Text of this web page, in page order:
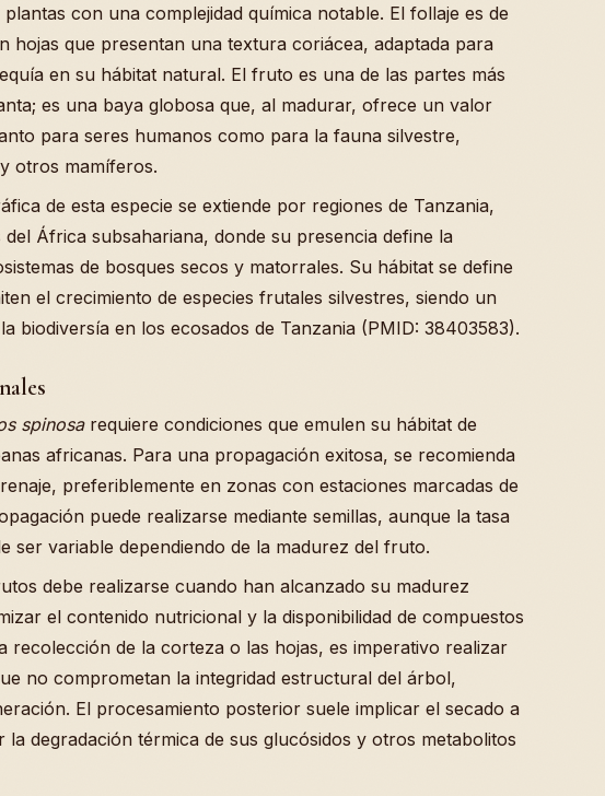
con una complejidad química notable. El follaje es de
hojas que presentan una textura coriácea, adaptada para
en su hábitat natural. El fruto es una de las partes más
es una baya globosa que, al madurar, ofrece un valor
para seres humanos como para la fauna silvestre,
otros mamíferos.
de esta especie se extiende por regiones de Tanzania,
África subsahariana, donde su presencia define la
de bosques secos y matorrales. Su hábitat se define
el crecimiento de especies frutales silvestres, siendo un
biodiversía en los ecosados de Tanzania (PMID: 38403583).
spinosarequiere condiciones que emulen su hábitat de
africanas. Para una propagación exitosa, se recomienda
preferiblemente en zonas con estaciones marcadas de
puede realizarse mediante semillas, aunque la tasa
ser variable dependiendo de la madurez del fruto.
debe realizarse cuando han alcanzado su madurez
el contenido nutricional y la disponibilidad de compuestos
recolección de la corteza o las hojas, es imperativo realizar
no comprometan la integridad estructural del árbol,
El procesamiento posterior suele implicar el secado a
la degradación térmica de sus glucósidos y otros metabolitos